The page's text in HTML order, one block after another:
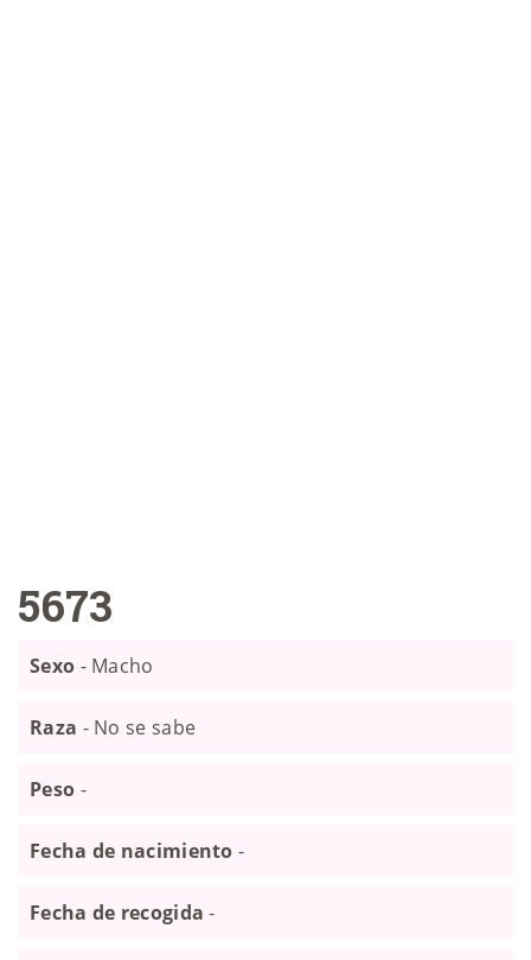
5673
Sexo - Macho
Raza - No se sabe
Peso -
Fecha de nacimiento -
Fecha de recogida -